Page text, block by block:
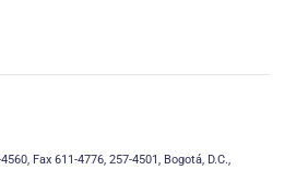
Fax 611-4776, 257-4501, Bogotá, D.C.,